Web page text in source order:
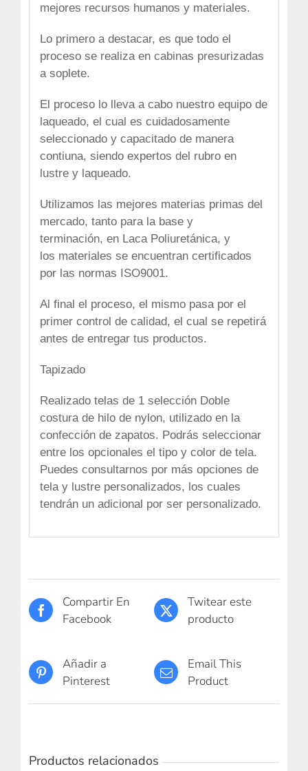
mejores recursos humanos y materiales.
Lo primero a destacar, es que todo el
proceso se realiza en cabinas presurizadas
a soplete.
El proceso lo lleva a cabo nuestro equipo de
laqueado, el cual es cuidadosamente
seleccionado y capacitado de manera
contiuna, siendo expertos del rubro en
lustre y laqueado.
Utilizamos las mejores materias primas del
mercado, tanto para la base y
terminación, en Laca Poliuretánica, y
los materiales se encuentran certificados
por las normas ISO9001.
Al final el proceso, el mismo pasa por el
primer control de calidad, el cual se repetirá
antes de entregar tus productos.
Tapizado
Realizado telas de 1 selección Doble
costura de hilo de nylon, utilizado en la
confección de zapatos. Podrás seleccionar
entre los opcionales el tipo y color de tela.
Puedes consultarnos por más opciones de
tela y lustre personalizados, los cuales
tendrán un adicional por ser personalizado.
Compartir En
Facebook
Twitear este
producto
Añadir a
Pinterest
Email This
Product
Productos relacionados